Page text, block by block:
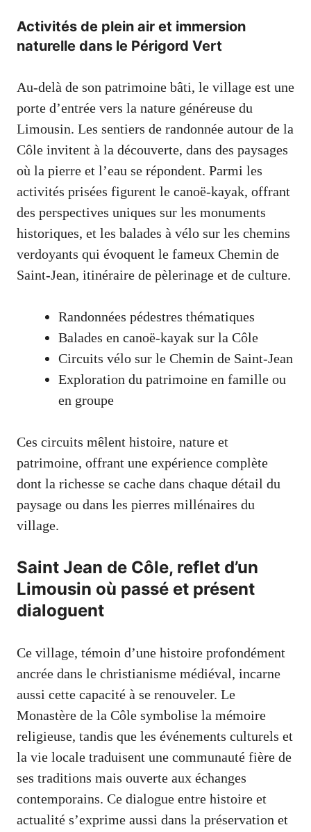
Activités de plein air et immersion
naturelle dans le Périgord Vert
Au-delà de son patrimoine bâti, le village est une
porte d’entrée vers la nature généreuse du
Limousin. Les sentiers de randonnée autour de la
Côle invitent à la découverte, dans des paysages
où la pierre et l’eau se répondent. Parmi les
activités prisées figurent le canoë-kayak, offrant
des perspectives uniques sur les monuments
historiques, et les balades à vélo sur les chemins
verdoyants qui évoquent le fameux Chemin de
Saint-Jean, itinéraire de pèlerinage et de culture.
Randonnées pédestres thématiques
Balades en canoë-kayak sur la Côle
Circuits vélo sur le Chemin de Saint-Jean
Exploration du patrimoine en famille ou
en groupe
Ces circuits mêlent histoire, nature et
patrimoine, offrant une expérience complète
dont la richesse se cache dans chaque détail du
paysage ou dans les pierres millénaires du
village.
Saint Jean de Côle, reflet d’un
Limousin où passé et présent
dialoguent
Ce village, témoin d’une histoire profondément
ancrée dans le christianisme médiéval, incarne
aussi cette capacité à se renouveler. Le
Monastère de la Côle symbolise la mémoire
religieuse, tandis que les événements culturels et
la vie locale traduisent une communauté fière de
ses traditions mais ouverte aux échanges
contemporains. Ce dialogue entre histoire et
actualité s’exprime aussi dans la préservation et